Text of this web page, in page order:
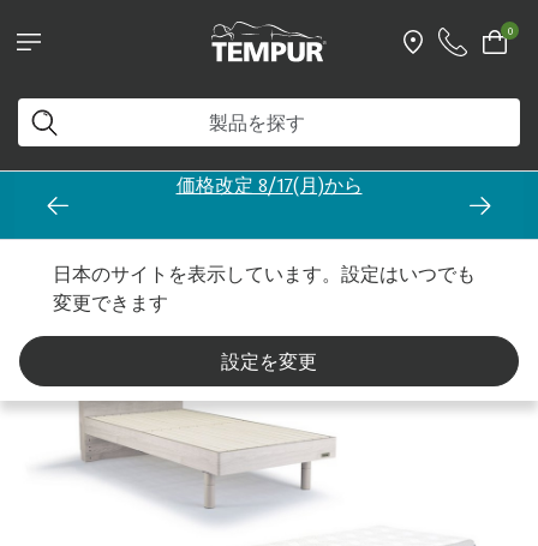
0
価格改定 8/17(月)から
日本のサイトを表示しています。設定はいつでも
変更できます
設定を変更
ホーム アウトレット